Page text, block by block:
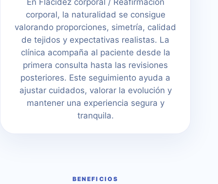
corporal, la naturalidad se consigue
valorando proporciones, simetría, calidad
de tejidos y expectativas realistas. La
clínica acompaña al paciente desde la
primera consulta hasta las revisiones
posteriores. Este seguimiento ayuda a
ajustar cuidados, valorar la evolución y
mantener una experiencia segura y
tranquila.
BENEFICIOS